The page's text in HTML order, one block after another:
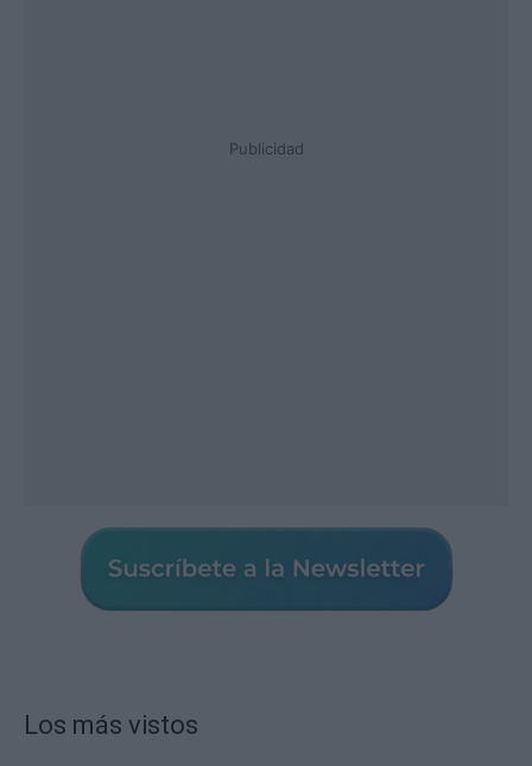
Publicidad
Los más vistos